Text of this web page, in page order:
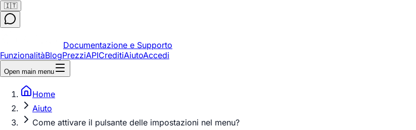
🇮🇹
Documentazione e Supporto
FunzionalitàBlogPrezziAPICreditiAiutoAccedi
Open main menu
Home
Aiuto
Come attivare il pulsante delle impostazioni nel menu?